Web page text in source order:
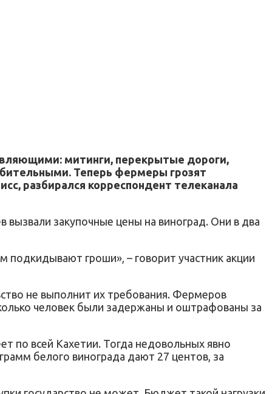
митинги, перекрытые дороги,
Теперь фермеры грозят
разбирался корреспондент телеканала
закупочные цены на виноград. Они в два
гроши», – говорит участник акции
не выполнит их требования. Фермеров
человек были задержаны и оштрафованы за
по всей Кахетии. Тогда недовольных явно
белого винограда дают 27 центов, за